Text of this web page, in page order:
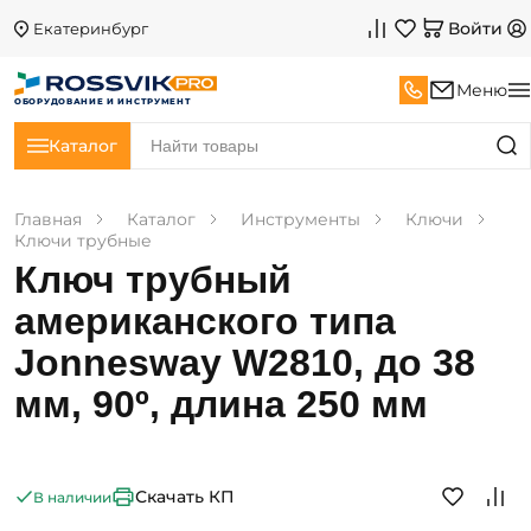
Екатеринбург Войти
ОБОРУДОВАНИЕ И ИНСТРУМЕНТ
Меню
Каталог
Главная Каталог Инструменты
Ключи
Ключи трубные
Ключ трубный
американского типа
Jonnesway W2810, до 38
мм, 90º, длина 250 мм
В наличии Скачать КП